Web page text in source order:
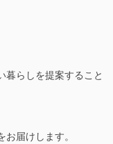
暮らしを提案すること
届けします。